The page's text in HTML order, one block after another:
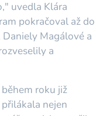
uvedla Klára
pokračoval až do
Magálové a
a
roku již
nejen